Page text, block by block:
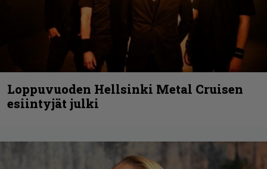
Loppuvuoden Hellsinki Metal Cruisen
esiintyjät julki